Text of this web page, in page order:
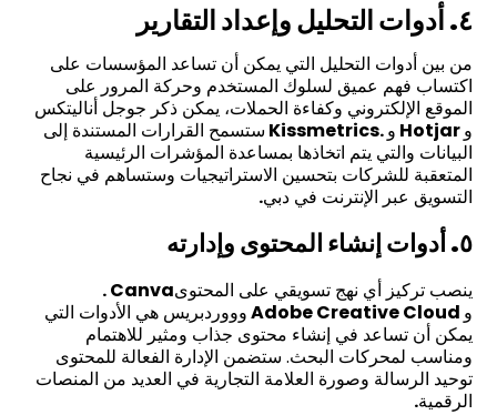
٤. أدوات التحليل وإعداد التقارير
من بين أدوات التحليل التي يمكن أن تساعد المؤسسات على
اكتساب فهم عميق لسلوك المستخدم وحركة المرور على
الموقع الإلكتروني وكفاءة الحملات، يمكن ذكر جوجل أناليتكس
وHotjar وKissmetrics. ستسمح القرارات المستندة إلى
البيانات والتي يتم اتخاذها بمساعدة المؤشرات الرئيسية
المتعقبة للشركات بتحسين الاستراتيجيات وستساهم في نجاح
التسويق عبر الإنترنت في دبي.
٥. أدوات إنشاء المحتوى وإدارته
ينصب تركيز أي نهج تسويقي على المحتوى. Canva
و Adobe Creative Cloudوووردبريس هي الأدوات التي
يمكن أن تساعد في إنشاء محتوى جذاب ومثير للاهتمام
ومناسب لمحركات البحث. ستضمن الإدارة الفعالة للمحتوى
توحيد الرسالة وصورة العلامة التجارية في العديد من المنصات
الرقمية.